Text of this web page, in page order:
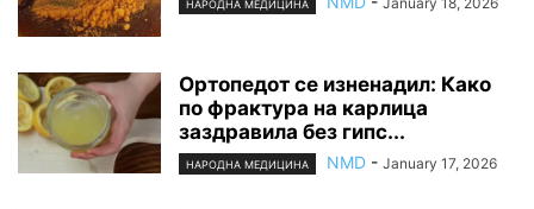
НАРОДНА МЕДИЦИНА
Ортопедот се изненадил: Како
по фрактура на карлица
заздравила без гипс...
НАРОДНА МЕДИЦИНА NMD - January 17, 2026